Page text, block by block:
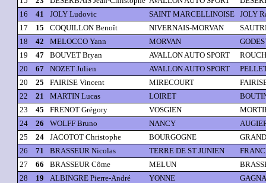
16
41 JOLY Ludovic SAINT MARCELLINOISE JOLY
17
15 COQUILLON Benoît NIVERNAIS-MORVAN
18
42 MELOCCO Yann MORVAN
19
47 BOUVET Bryan AVALLON AUTO SPORT
20
67 NOZET Julien AVALLON AUTO SPORT
20
25 FAIRISE Vincent MIRECOURT
22
21 MARTIN Lucas LOIRET
23
45 FRENOT Grégory VOSGIEN
24
26 WOLFF Bruno NANCY
25
24 JACOTOT Christophe BOURGOGNE
26
71 BRASSEUR Nicolas TERRE DE ST JUNIEN
27
66 BRASSEUR Côme MELUN
28
19 ALBINGRE Pierre-André YONNE